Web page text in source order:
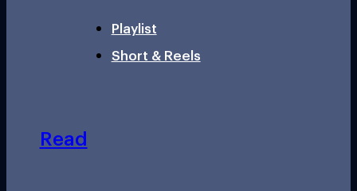
Playlist
Short & Reels
Read